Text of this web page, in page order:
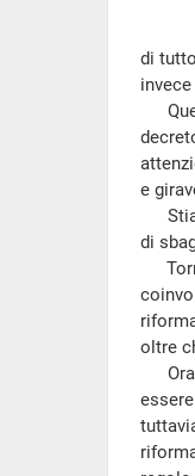
di
e
di
oltre
Ora,